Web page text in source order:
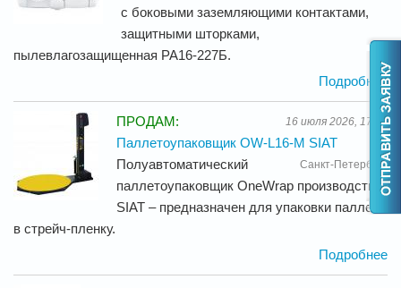
с боковыми заземляющими контактами,
защитными шторками,
пылевлагозащищенная РА16-227Б.
Подробнее
16 июля 2026, 17:12
ПРОДАМ:
Паллетоупаковщик OW-L16-M SIAT
Санкт-Петербург
Полуавтоматический
паллетоупаковщик OneWrap производства
SIAT – предназначен для упаковки паллет
в стрейч-пленку.
Подробнее